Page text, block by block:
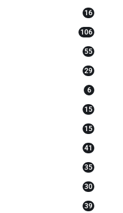
16
106
55
29
6
15
15
41
35
30
39